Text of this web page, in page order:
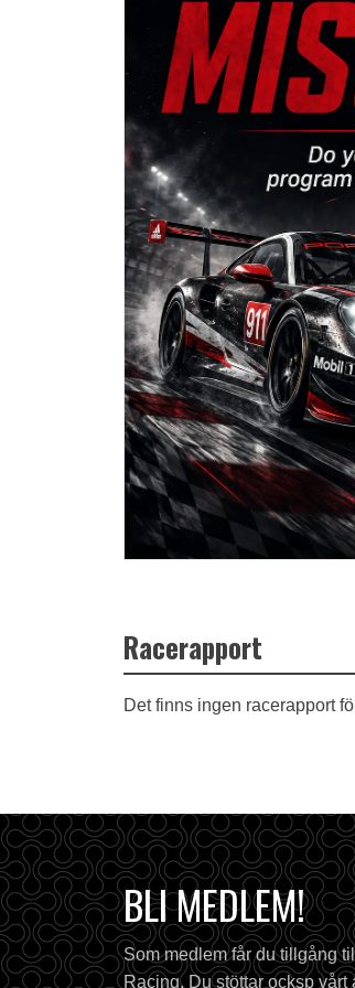
Racerapport
Det finns ingen racerapport
BLI MEDLEM!
Som medlem får du tillgång
Racing. Du stöttar ocksp